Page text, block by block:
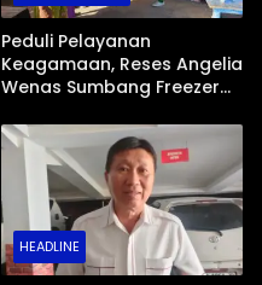
Peduli Pelayanan
Keagamaan, Reses Angelia
Wenas Sumbang Freezer
di Mopugad Bolmong
HEADLINE